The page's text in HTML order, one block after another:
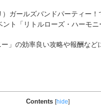
ガールズバンドパーティー
ト「リトルローズ・ハーモニ
」の効率良い攻略や報酬な
Contents [hide]